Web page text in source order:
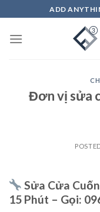
to
content
ADD
Đơn vị sửa
Sửa Cửa
15 Phút – Gọi: